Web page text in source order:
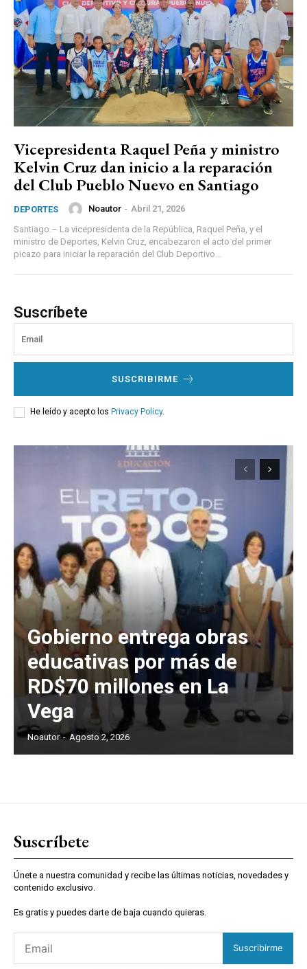
Vicepresidenta Raquel Peña y ministro
Kelvin Cruz dan inicio a la reparación
del Club Pueblo Nuevo en Santiago
DEPORTES Noautor - Abril 21, 2026
Santiago.– La vicepresidenta de la República, Raquel Peña, y el
ministro de Deportes, Kelvin Cruz, encabezaron el acto del primer
picazo para iniciar la reparación del Club Deportivo...
Suscríbete
SUSCRIBIRME
He leído y acepto los Privacy Policy.
Gobierno entrega obras
educativas por más de
RD$70 millones en La
Vega
Noautor - Agosto 2, 2026
Suscríbete
Únete a nuestra comunidad y recibe las últimas noticias, novedades y
contenido exclusivo.
Es gratis y puedes darte de baja cuando quieras.
Suscribirme